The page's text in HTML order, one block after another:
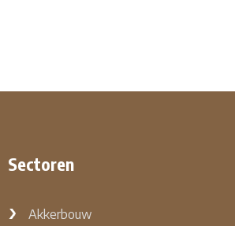
Sectoren
Akkerbouw